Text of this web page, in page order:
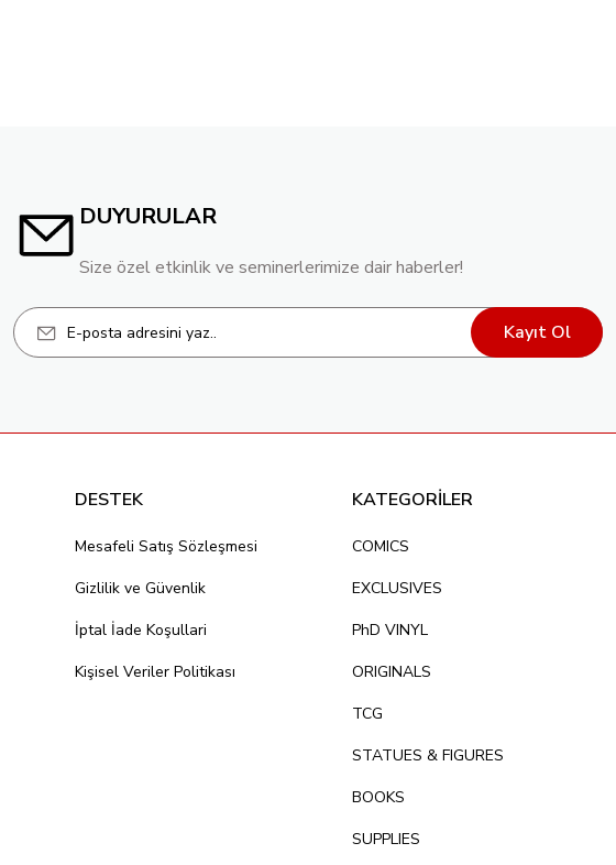
DUYURULAR
Size özel etkinlik ve seminerlerimize dair haberler!
Kayıt Ol
DESTEK
Mesafeli Satış Sözleşmesi
Gizlilik ve Güvenlik
İptal İade Koşullari
Kişisel Veriler Politikası
KATEGORİLER
COMICS
EXCLUSIVES
PhD VINYL
ORIGINALS
TCG
STATUES & FIGURES
BOOKS
SUPPLIES